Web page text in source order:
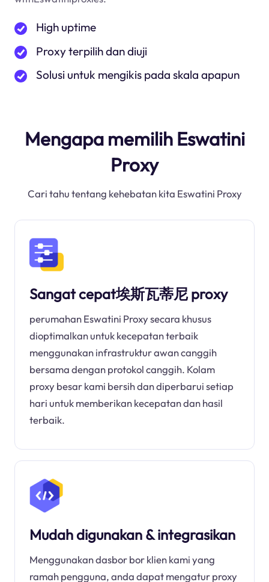
High uptime
Proxy terpilih dan diuji
Solusi untuk mengikis pada skala apapun
Mengapa memilih Eswatini
Proxy
Cari tahu tentang kehebatan kita Eswatini Proxy
Sangat cepat埃斯瓦蒂尼 proxy
perumahan Eswatini Proxy secara khusus
dioptimalkan untuk kecepatan terbaik
menggunakan infrastruktur awan canggih
bersama dengan protokol canggih. Kolam
proxy besar kami bersih dan diperbarui setiap
hari untuk memberikan kecepatan dan hasil
terbaik.
Mudah digunakan & integrasikan
Menggunakan dasbor bor klien kami yang
ramah pengguna, anda dapat mengatur proxy